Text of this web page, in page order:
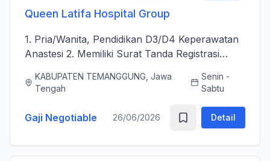
Queen Latifa Hospital Group
1. Pria/Wanita, Pendidikan D3/D4 Keperawatan
Anastesi 2. Memiliki Surat Tanda Registrasi
kepenataan anestesi sebelum, selama, dan
sesudah Tindakan Operasi 3....
KABUPATEN TEMANGGUNG, Jawa
Tengah
Senin -
Sabtu
Gaji Negotiable 26/06/2026 Detail